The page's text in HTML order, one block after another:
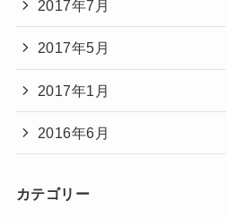
2017年7月
2017年5月
2017年1月
2016年6月
カテゴリー